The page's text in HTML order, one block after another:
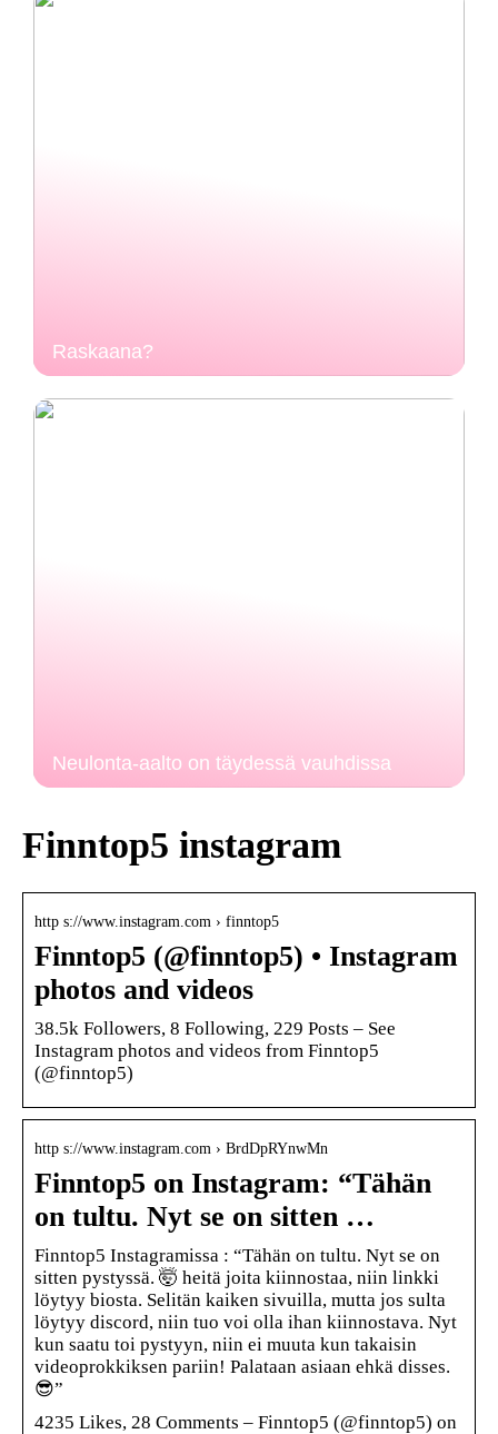
Raskaana?
Neulonta-aalto on täydessä vauhdissa
Finntop5 instagram
http s://www.instagram.com › finntop5
Finntop5 (@finntop5) • Instagram
photos and videos
38.5k Followers, 8 Following, 229 Posts – See
Instagram photos and videos from Finntop5
(@finntop5)
http s://www.instagram.com › BrdDpRYnwMn
Finntop5 on Instagram: “Tähän
on tultu. Nyt se on sitten …
Finntop5 Instagramissa : “Tähän on tultu. Nyt se on
sitten pystyssä. 🤯 heitä joita kiinnostaa, niin linkki
löytyy biosta. Selitän kaiken sivuilla, mutta jos sulta
löytyy discord, niin tuo voi olla ihan kiinnostava. Nyt
kun saatu toi pystyyn, niin ei muuta kun takaisin
videoprokkiksen pariin! Palataan asiaan ehkä disses.
😎”
4235 Likes, 28 Comments – Finntop5 (@finntop5) on